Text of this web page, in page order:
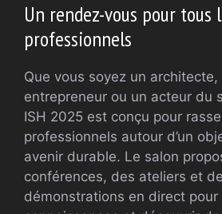
Un rendez-vous pour tous
professionnels
Que vous soyez un
entrepreneur ou un acteur du
ISH 2025 est conçu pour
professionnels autour d’un
avenir durable. Le salon
conférences, des ateliers et
démonstrations en direct pour